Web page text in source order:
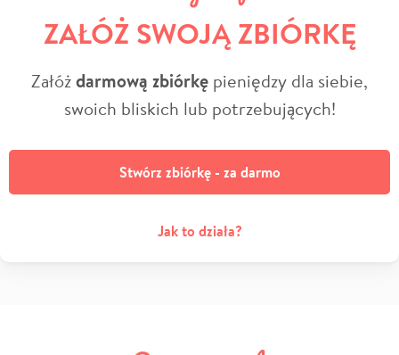
ZAŁÓŻ SWOJĄ ZBIÓRKĘ
Załóżdarmową zbiórkę pieniędzy dla siebie,
swoich bliskich lub potrzebujących!
Stwórz zbiórkę - za darmo
Jak to działa?